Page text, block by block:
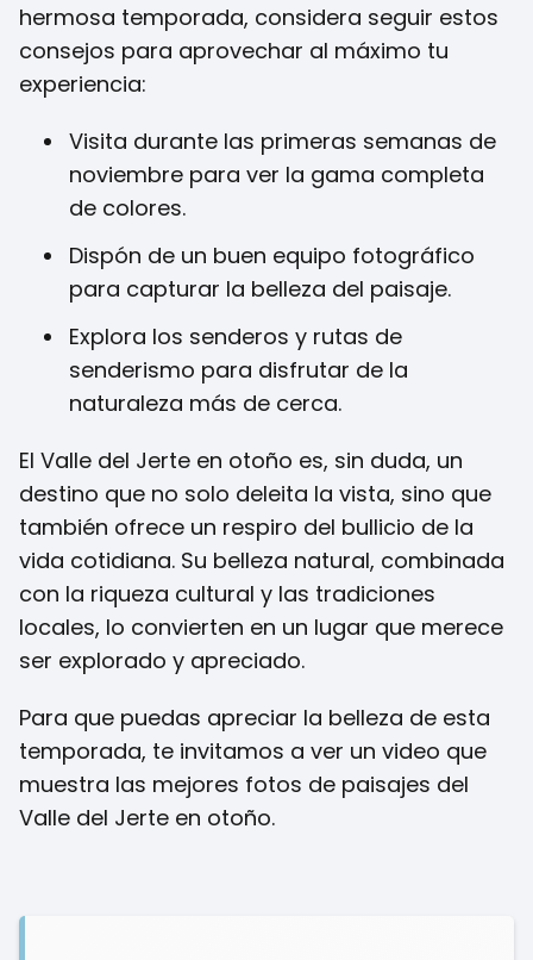
hermosa temporada, considera seguir estos
consejos para aprovechar al máximo tu
experiencia:
Visita durante las primeras semanas de
noviembre para ver la gama completa
de colores.
Dispón de un buen equipo fotográfico
para capturar la belleza del paisaje.
Explora los senderos y rutas de
senderismo para disfrutar de la
naturaleza más de cerca.
El Valle del Jerte en otoño es, sin duda, un
destino que no solo deleita la vista, sino que
también ofrece un respiro del bullicio de la
vida cotidiana. Su belleza natural, combinada
con la riqueza cultural y las tradiciones
locales, lo convierten en un lugar que merece
ser explorado y apreciado.
Para que puedas apreciar la belleza de esta
temporada, te invitamos a ver un video que
muestra las mejores fotos de paisajes del
Valle del Jerte en otoño.